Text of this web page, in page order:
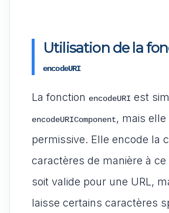
Utilisation de la
encodeURI
La fonction encodeURI est
encodeURIComponent, mais
permissive. Elle encode la
caractères de manière à ce
soit valide pour une URL,
laisse certains caractères